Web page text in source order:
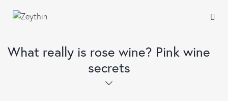
What really is rose wine? Pink wine
secrets